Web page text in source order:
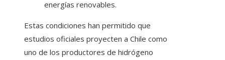
energías renovables.
Estas condiciones han permitido que
estudios oficiales proyecten a Chile como
uno de los productores de hidrógeno